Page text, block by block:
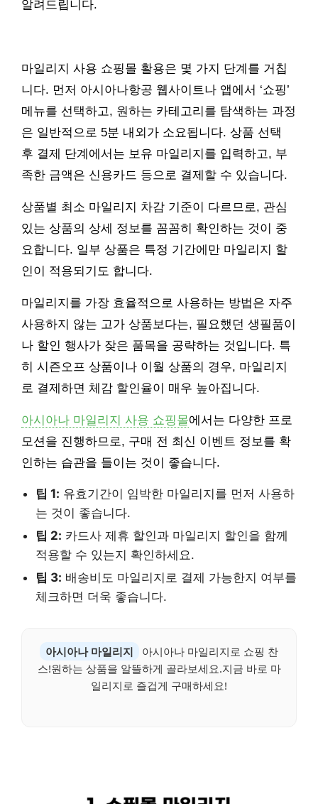
알려드립니다.
마일리지 사용 쇼핑몰 활용은 몇 가지 단계를 거칩
니다. 먼저 아시아나항공 웹사이트나 앱에서 ‘쇼핑’
메뉴를 선택하고, 원하는 카테고리를 탐색하는 과정
은 일반적으로 5분 내외가 소요됩니다. 상품 선택
후 결제 단계에서는 보유 마일리지를 입력하고, 부
족한 금액은 신용카드 등으로 결제할 수 있습니다.
상품별 최소 마일리지 차감 기준이 다르므로, 관심
있는 상품의 상세 정보를 꼼꼼히 확인하는 것이 중
요합니다. 일부 상품은 특정 기간에만 마일리지 할
인이 적용되기도 합니다.
마일리지를 가장 효율적으로 사용하는 방법은 자주
사용하지 않는 고가 상품보다는, 필요했던 생필품이
나 할인 행사가 잦은 품목을 공략하는 것입니다. 특
히 시즌오프 상품이나 이월 상품의 경우, 마일리지
로 결제하면 체감 할인율이 매우 높아집니다.
아시아나 마일리지 사용 쇼핑몰에서는 다양한 프로
모션을 진행하므로, 구매 전 최신 이벤트 정보를 확
인하는 습관을 들이는 것이 좋습니다.
팁 1: 유효기간이 임박한 마일리지를 먼저 사용하
는 것이 좋습니다.
팁 2: 카드사 제휴 할인과 마일리지 할인을 함께
적용할 수 있는지 확인하세요.
팁 3: 배송비도 마일리지로 결제 가능한지 여부를
체크하면 더욱 좋습니다.
아시아나 마일리지
아시아나 마일리지로 쇼핑 찬
스!원하는 상품을 알뜰하게 골라보세요.지금 바로 마
일리지로 즐겁게 구매하세요!